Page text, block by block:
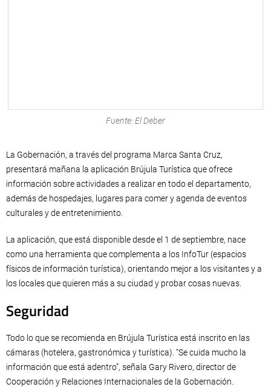
Fuente: El Deber
La Gobernación, a través del programa Marca Santa Cruz,
presentará mañana la aplicación Brújula Turística que ofrece
información sobre actividades a realizar en todo el departamento,
además de hospedajes, lugares para comer y agenda de eventos
culturales y de entretenimiento.
La aplicación, que está disponible desde el 1 de septiembre, nace
como una herramienta que complementa a los InfoTur (espacios
físicos de información turística), orientando mejor a los visitantes y a
los locales que quieren más a su ciudad y probar cosas nuevas.
Seguridad
Todo lo que se recomienda en Brújula Turística está inscrito en las
cámaras (hotelera, gastronómica y turística). “Se cuida mucho la
información que está adentro”, señala Gary Rivero, director de
Cooperación y Relaciones Internacionales de la Gobernación.